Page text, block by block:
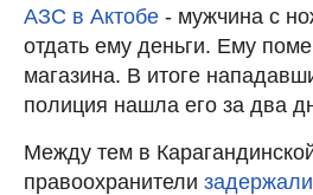
АЗС в Актобе - мужчина с
отдать ему деньги. Ему
магазина. В итоге
полиция нашла его за два
Между тем в
правоохранители